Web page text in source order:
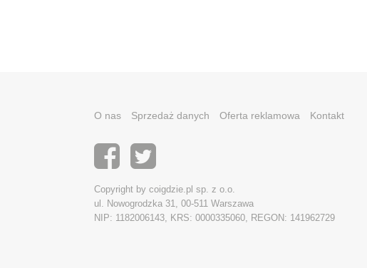
O nas Sprzedaż danych Oferta reklamowa Kontakt
Copyright by coigdzie.pl sp. z o.o.
ul. Nowogrodzka 31, 00-511 Warszawa
NIP: 1182006143, KRS: 0000335060, REGON: 141962729